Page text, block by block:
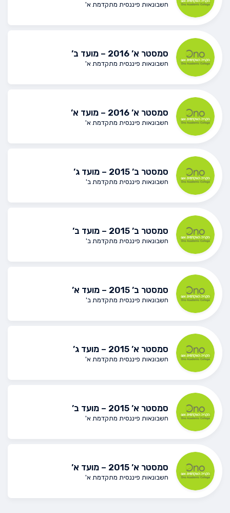
חשבונאות פיננסית מתקדמת א'
סמסטר א’ 2016 – מועד ב’
חשבונאות פיננסית מתקדמת א'
סמסטר א’ 2016 – מועד א’
חשבונאות פיננסית מתקדמת א'
סמסטר ב’ 2015 – מועד ג’
חשבונאות פיננסית מתקדמת ב'
סמסטר ב’ 2015 – מועד ב’
חשבונאות פיננסית מתקדמת ב'
סמסטר ב’ 2015 – מועד א’
חשבונאות פיננסית מתקדמת ב'
סמסטר א’ 2015 – מועד ג’
חשבונאות פיננסית מתקדמת א'
סמסטר א’ 2015 – מועד ב’
חשבונאות פיננסית מתקדמת א'
סמסטר א’ 2015 – מועד א’
חשבונאות פיננסית מתקדמת א'